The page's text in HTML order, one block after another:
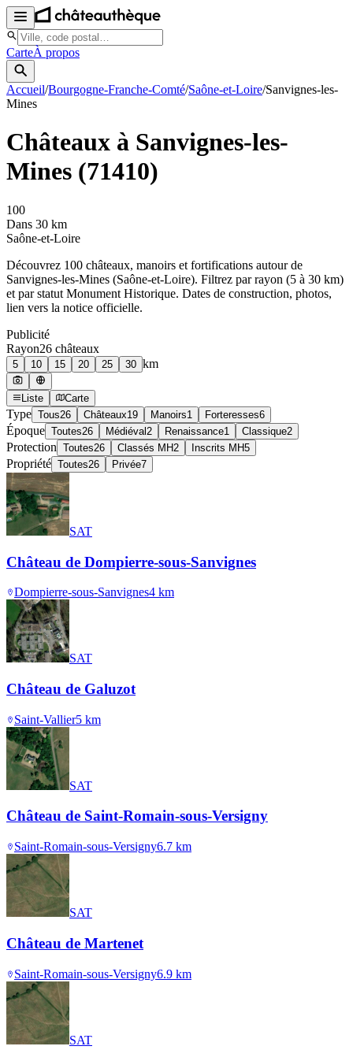
CarteÀ propos
Accueil/Bourgogne-Franche-Comté/Saône-et-Loire/Sanvignes-les-
Mines
Châteaux à Sanvignes-les-
Mines (71410)
100
Dans 30 km
Saône-et-Loire
Découvrez 100 châteaux, manoirs et fortifications autour de
Sanvignes-les-Mines (Saône-et-Loire). Filtrez par rayon (5 à 30 km)
et par statut Monument Historique. Dates de construction, photos,
lien vers la notice officielle.
Publicité
Rayon26 châteaux
5 10 15 20 25 30 km
Liste Carte
Type Tous26 Châteaux19 Manoirs1 Forteresses6
Époque Toutes26 Médiéval 2 Renaissance1 Classique2
Protection Toutes26 Classés MH2 Inscrits MH5
Propriété Toutes26 Privée7
SAT
Château de Dompierre-sous-Sanvignes
Dompierre-sous-Sanvignes4 km
SAT
Château de Galuzot
Saint-Vallier5 km
SAT
Château de Saint-Romain-sous-Versigny
Saint-Romain-sous-Versigny6.7 km
SAT
Château de Martenet
Saint-Romain-sous-Versigny6.9 km
SAT